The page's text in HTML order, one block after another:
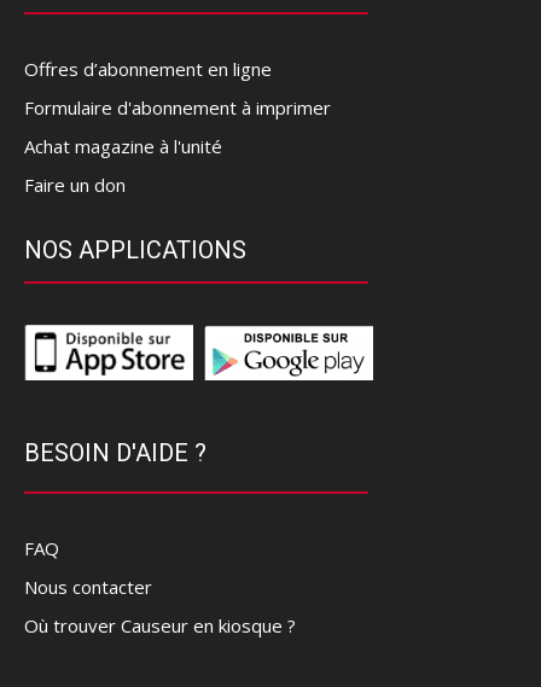
Offres d’abonnement en ligne
Formulaire d'abonnement à imprimer
Achat magazine à l'unité
Faire un don
NOS APPLICATIONS
BESOIN D'AIDE ?
FAQ
Nous contacter
Où trouver Causeur en kiosque ?